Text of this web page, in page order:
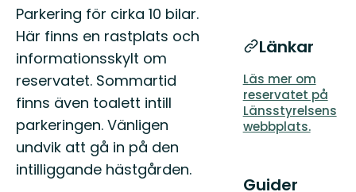
Beskrivning
Parkering för cirka 10 bilar.
Här finns en rastplats och
informationsskylt om
reservatet. Sommartid
finns även toalett intill
parkeringen. Vänligen
undvik att gå in på den
intilliggande hästgården.
Länkar
Läs mer om
reservatet på
Länsstyrelsens
webbplats.
Guider